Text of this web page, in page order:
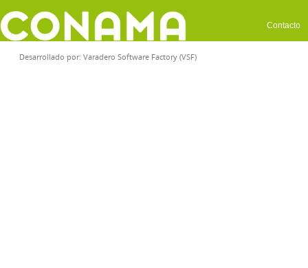
Contacto
Desarrollado por: Varadero Software Factory (VSF)